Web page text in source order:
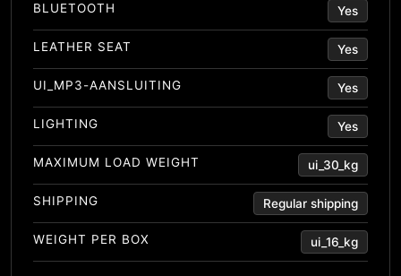
BLUETOOTH Yes
LEATHER SEAT Yes
UI_MP3-AANSLUITING Yes
LIGHTING Yes
MAXIMUM LOAD WEIGHT ui_30_kg
SHIPPING Regular shipping
WEIGHT PER BOX ui_16_kg